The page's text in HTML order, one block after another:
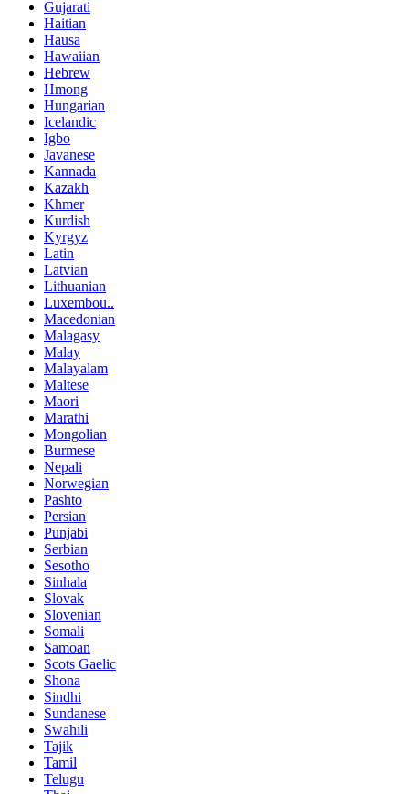
Gujarati
Haitian
Hausa
Hawaiian
Hebrew
Hmong
Hungarian
Icelandic
Igbo
Javanese
Kannada
Kazakh
Khmer
Kurdish
Kyrgyz
Latin
Latvian
Lithuanian
Luxembou..
Macedonian
Malagasy
Malay
Malayalam
Maltese
Maori
Marathi
Mongolian
Burmese
Nepali
Norwegian
Pashto
Persian
Punjabi
Serbian
Sesotho
Sinhala
Slovak
Slovenian
Somali
Samoan
Scots Gaelic
Shona
Sindhi
Sundanese
Swahili
Tajik
Tamil
Telugu